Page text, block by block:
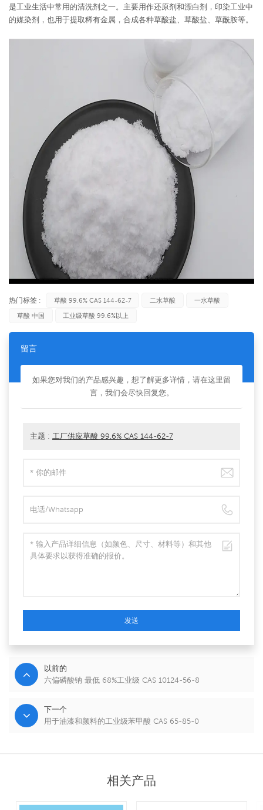
是工业生活中常用的清洗剂之一。主要用作还原剂和漂白剂，印染工业中
的媒染剂，也用于提取稀有金属，合成各种草酸盐、草酸盐、草酰胺等。
热门标签 : 草酸 99.6% CAS 144-62-7 二水草酸
一水草酸
草酸 中国
工业级草酸 99.6%以上
留言
如果您对我们的产品感兴趣，想了解更多详情，请在这里留
言，我们会尽快回复您。
主题 : 工厂供应草酸 99.6% CAS 144-62-7
发送
以前的
六偏磷酸钠 最低 68%工业级 CAS 10124-56-8
下一个
用于油漆和颜料的工业级苯甲酸 CAS 65-85-0
相关产品